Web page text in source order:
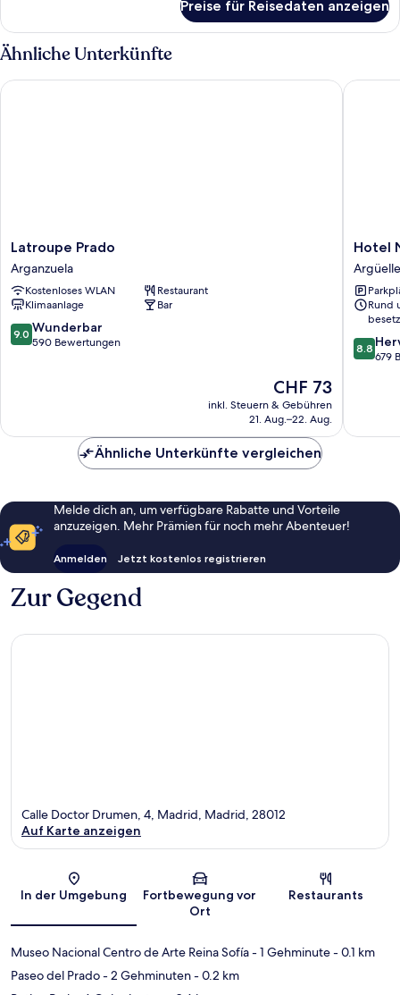
Preise für Reisedaten anzeigen
Ähnliche Unterkünfte
Latroupe
Prado
Arganzuela
Latroupe Prado
Arganzuela
Kostenloses WLAN
Restaurant
Klimaanlage
Bar
9.0
von
9.0 Wunderbar
590 Bewertungen
Der
Preis
beträgt
CHF 73
inkl. Steuern & Gebühren
21. Aug.–22. Aug.
Latroupe Prado
Hotel
Nido
Príncipe
Pío
Hotel
Rund
8.8
von
8.8
679
Hotel
Ähnliche Unterkünfte vergleichen
Melde dich an, um verfügbare Rabatte und Vorteile
anzuzeigen. Mehr Prämien für noch mehr Abenteuer!
Anmelden Jetzt kostenlos registrieren
Zur Gegend
Karte
Calle Doctor Drumen, 4, Madrid, Madrid, 28012
Auf Karte anzeigen
In der Umgebung
Fortbewegung vor
Ort
Restaurants
Museo Nacional Centro de Arte Reina Sofía- 1 Gehminute- 0.1 km
Paseo del Prado- 2 Gehminuten- 0.2 km